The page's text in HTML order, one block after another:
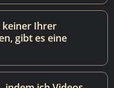
von
keiner Ihrer
gibt es eine
Betriebs sind die
begrenzt.